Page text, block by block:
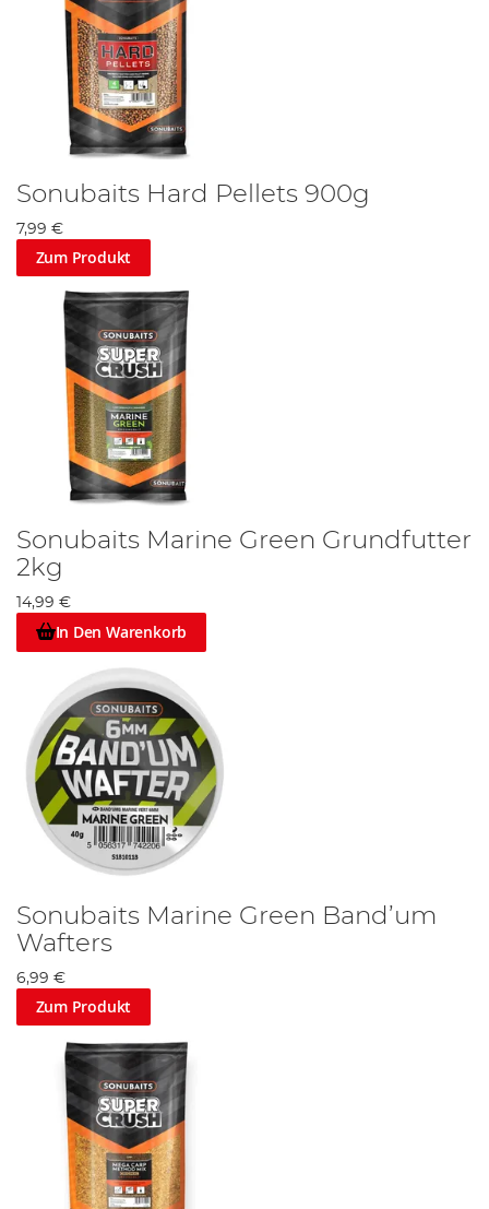
Sonubaits Hard Pellets 900g
7,99 €
Zum Produkt
Sonubaits Marine Green Grundfutter
2kg
14,99 €
In Den Warenkorb
Sonubaits Marine Green Band’um
Wafters
6,99 €
Zum Produkt